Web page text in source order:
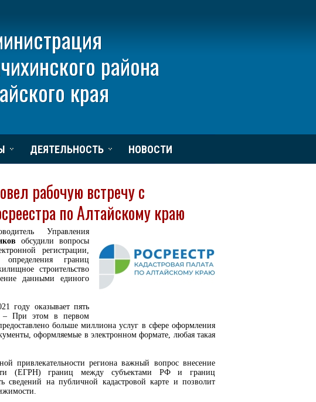
района
края
ДЕЯТЕЛЬНОСТЬ НОВОСТИ
рабочую встречу с
по Алтайскому краю
Управления
обсудили вопросы
регистрации,
границ
строительство
данными единого
году оказывает пять
– При этом в первом
больше миллиона услуг в сфере оформления
оформляемые в электронном формате, любая такая
привлекательности региона важный вопрос внесение
(ЕГРН) границ между субъектами РФ и границ
сведений на публичной кадастровой карте и позволит